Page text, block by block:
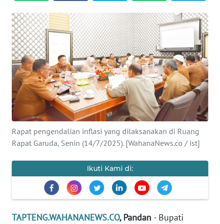
Rapat pengendalian inflasi yang dilaksanakan di Ruang
Rapat Garuda, Senin (14/7/2025). [WahanaNews.co / ist]
Ikuti Kami di:
TAPTENG.WAHANANEWS.CO, Pandan - Bupati
OPINI
Informasi
INDEKS
BERITA
KONTAK
KAMI
INFO
IKLAN
KAMI
MEDIA